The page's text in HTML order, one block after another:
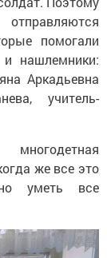
помогали
нашлемники:
Аркадьевна
учитель-
же все это
уметь все